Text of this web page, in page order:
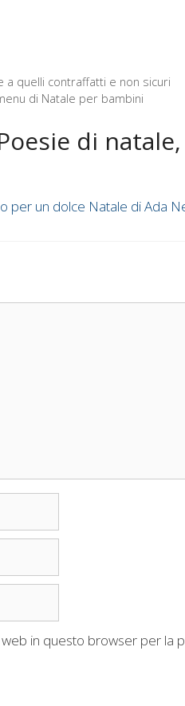
a quelli contraffatti e non sicuri
di Natale per bambini
di natale,
per un dolce Natale di Ada
in questo browser per la